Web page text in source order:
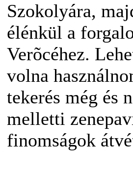
Szokolyára,
élénkül a
Verõcéhez.
volna
tekerés még és
melletti
finomságok